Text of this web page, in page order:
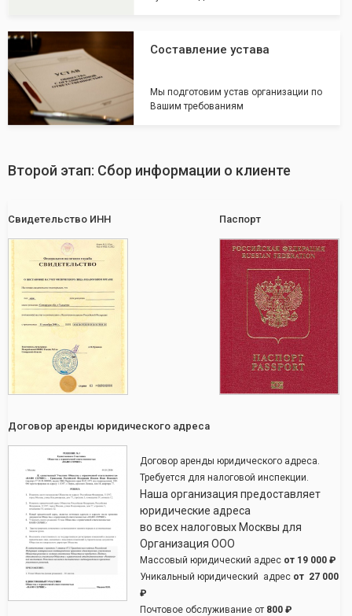
Составление устава
Мы подготовим устав организации по
Вашим требованиям
Второй этап: Сбор информации о клиенте
Свидетельство ИНН Паспорт
Договор аренды юридического адреса
Договор аренды юридического адреса.
Требуется для налоговой инспекции.
Наша организация предоставляет
юридические адреса
во всех налоговых Москвы для
Организация ООО
Массовый юридический адрес от 19 000 ₽
Уникальный юридический адрес от 27 000
₽
Почтовое обслуживание от 800 ₽